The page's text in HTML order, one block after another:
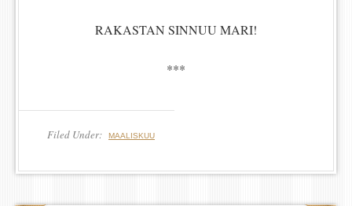
RAKASTAN SINNUU MARI!
***
Filed Under: MAALISKUU